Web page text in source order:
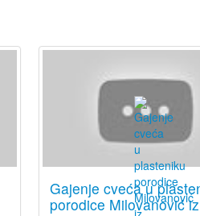
Gajenje cveća u
porodice Milovanović